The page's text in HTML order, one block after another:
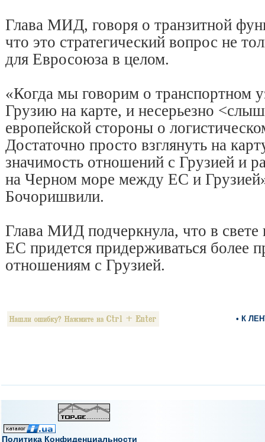
Глава МИД, говоря о транзитной
что это стратегический вопрос не
для Евросоюза в целом.
«Когда мы говорим о транспортном
Грузию на карте, и несерьезно
европейской стороны о
Достаточно просто взглянуть на
значимость отношений с Грузией и
на Черном море между ЕС и
Бочоришвили.
Глава МИД подчеркнула, что в свете
ЕС придется придерживаться более
отношениям с Грузией.
• К
Политика Конфиденциальности